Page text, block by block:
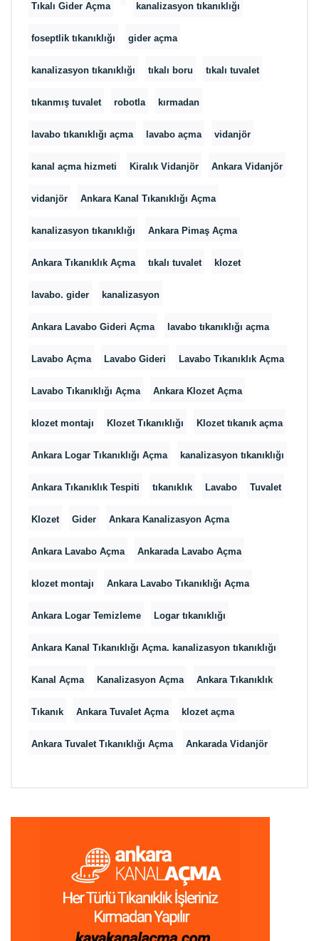
Tıkalı Gider Açma kanalizasyon tıkanıklığı
foseptlik tıkanıklığı gider açma
kanalizasyon tıkanıklığı tıkalı boru tıkalı tuvalet
tıkanmış tuvalet robotla kırmadan
lavabo tıkanıklığı açma lavabo açma vidanjör
kanal açma hizmeti Kiralık Vidanjör Ankara Vidanjör
vidanjör Ankara Kanal Tıkanıklığı Açma
kanalizasyon tıkanıklığı Ankara Pimaş Açma
Ankara Tıkanıklık Açma tıkalı tuvalet klozet
lavabo. gider kanalizasyon
Ankara Lavabo Gideri Açma lavabo tıkanıklığı açma
Lavabo Açma Lavabo Gideri Lavabo Tıkanıklık Açma
Lavabo Tıkanıklığı Açma Ankara Klozet Açma
klozet montajı Klozet Tıkanıklığı Klozet tıkanık açma
Ankara Logar Tıkanıklığı Açma kanalizasyon tıkanıklığı
Ankara Tıkanıklık Tespiti tıkanıklık Lavabo Tuvalet
Klozet Gider Ankara Kanalizasyon Açma
Ankara Lavabo Açma Ankarada Lavabo Açma
klozet montajı Ankara Lavabo Tıkanıklığı Açma
Ankara Logar Temizleme Logar tıkanıklığı
Ankara Kanal Tıkanıklığı Açma. kanalizasyon tıkanıklığı
Kanal Açma Kanalizasyon Açma Ankara Tıkanıklık
Tıkanık Ankara Tuvalet Açma klozet açma
Ankara Tuvalet Tıkanıklığı Açma Ankarada Vidanjör